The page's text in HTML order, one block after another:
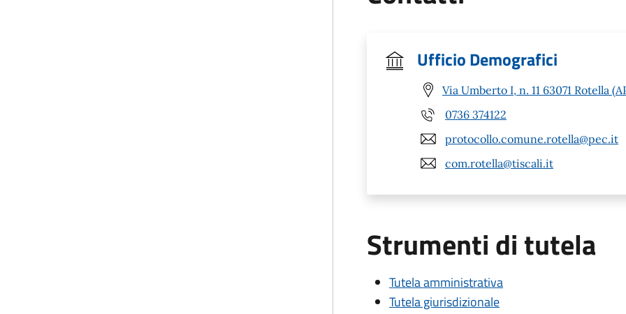
Ufficio Demografici
Via Umberto I, n. 11 63071 Rotella
0736 374122
protocollo.comune.rotella@pec.it
com.rotella@tiscali.it
Strumenti di tutela
Tutela amministrativa
Tutela giurisdizionale